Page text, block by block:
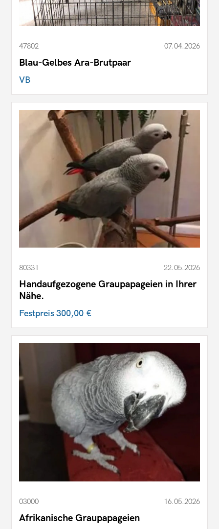
47802 07.04.2026
Blau-Gelbes Ara-Brutpaar
VB
80331 22.05.2026
Handaufgezogene Graupapageien in Ihrer
Nähe.
Festpreis300,00 €
03000 16.05.2026
Afrikanische Graupapageien